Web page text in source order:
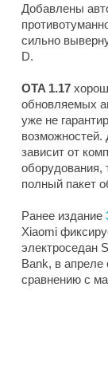
Добавлены
сильно
D.
OTA 1.17
обновляемых
уже не
возможностей.
зависит от
оборудования,
полный пакет
Ранее издание
Xiaomi
электроседан
Bank, в апреле
сравнению с